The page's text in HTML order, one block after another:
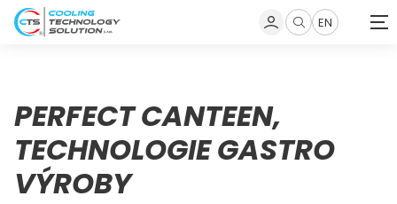
Zobrazit
vyhledávání
EN
PERFECT CANTEEN,
TECHNOLOGIE GASTRO
VÝROBY